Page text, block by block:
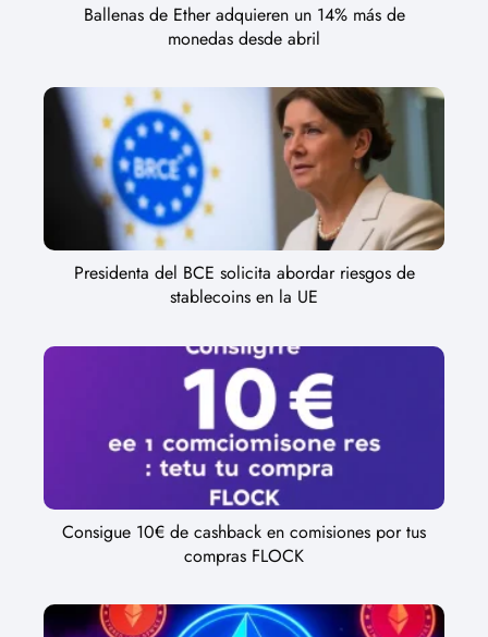
Ballenas de Ether adquieren un 14% más de
monedas desde abril
Presidenta del BCE solicita abordar riesgos de
stablecoins en la UE
Consigue 10€ de cashback en comisiones por tus
compras FLOCK